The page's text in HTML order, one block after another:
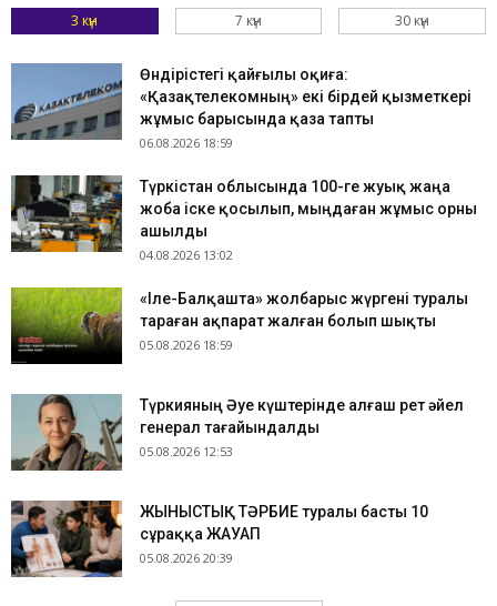
3 күн 7 күн 30 күн
Өндірістегі қайғылы оқиға:
«Қазақтелекомның» екі бірдей қызметкері
жұмыс барысында қаза тапты
06.08.2026 18:59
Түркістан облысында 100-ге жуық жаңа
жоба іске қосылып, мыңдаған жұмыс орны
ашылды
04.08.2026 13:02
«Іле-Балқашта» жолбарыс жүргені туралы
тараған ақпарат жалған болып шықты
05.08.2026 18:59
Түркияның Әуе күштерінде алғаш рет әйел
генерал тағайындалды
05.08.2026 12:53
ЖЫНЫСТЫҚ ТӘРБИЕ туралы басты 10
сұраққа ЖАУАП
05.08.2026 20:39